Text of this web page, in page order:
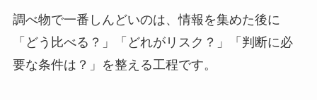
調べ物で一番しんどいのは、情報を集めた後に
「どう比べる？」「どれがリスク？」「判断に必
要な条件は？」を整える工程です。